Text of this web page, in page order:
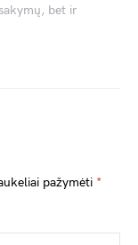
bet ir
pažymėti *